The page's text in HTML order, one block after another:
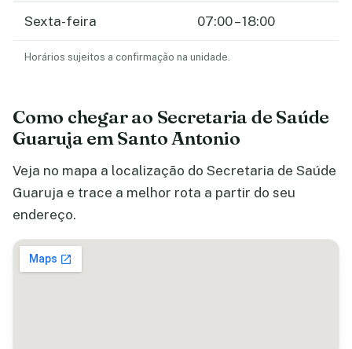
Sexta-feira 07:00 – 18:00
Horários sujeitos a confirmação na unidade.
Como chegar ao Secretaria de Saúde
Guaruja em Santo Antonio
Veja no mapa a localização do Secretaria de Saúde
Guaruja e trace a melhor rota a partir do seu
endereço.